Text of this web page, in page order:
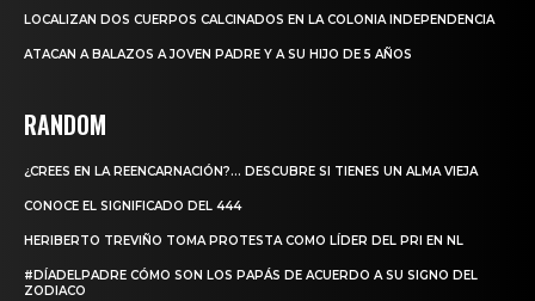
LOCALIZAN DOS CUERPOS CALCINADOS EN LA COLONIA INDEPENDENCIA
ATACAN A BALAZOS A JOVEN PADRE Y A SU HIJO DE 5 AÑOS
RANDOM
¿CREES EN LA REENCARNACIÓN?… DESCUBRE SI TIENES UN ALMA VIEJA
CONOCE EL SIGNIFICADO DEL 444
HERIBERTO TREVIÑO TOMA PROTESTA COMO LÍDER DEL PRI EN NL
#DÍADELPADRE CÓMO SON LOS PAPÁS DE ACUERDO A SU SIGNO DEL
ZODIACO